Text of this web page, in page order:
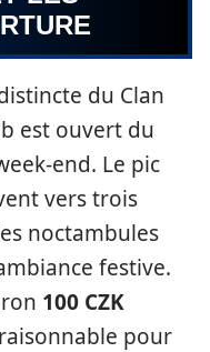
du Clan
est ouvert du
end. Le pic
vers trois
noctambules
festive.
100 CZK
pour